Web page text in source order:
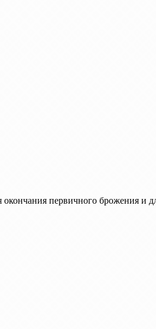
первичного брожения и